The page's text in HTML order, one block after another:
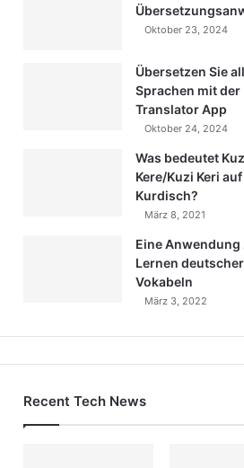
Oktober 23, 2024
Übersetzen Sie
Sprachen mit der
Translator App
Oktober 24, 2024
Was bedeutet
Kere/Kuzi Keri auf
Kurdisch?
März 8, 2021
Eine Anwendung
Lernen deutscher
Vokabeln
März 3, 2022
Recent Tech News